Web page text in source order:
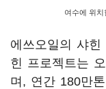
여수에 위
에쓰오일의 샤
힌 프로젝트는
며, 연간 180만